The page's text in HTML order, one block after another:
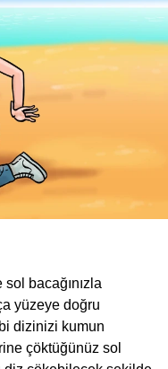
sol bacağınızla
yüzeye doğru
dizinizi kumun
çöktüğünüz sol